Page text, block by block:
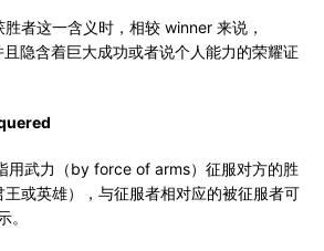
者这一含义时，相较 winner 来说，
隐含着巨大成功或者说个人能力的荣耀证
用武力（by force of arms）征服对方的胜
或英雄），与征服者相对应的被征服者可
。